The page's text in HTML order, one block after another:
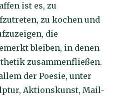
ist es, zu
zu kochen und
die
bleiben, in denen
zusammenfließen.
der Poesie, unter
Aktionskunst, Mail-